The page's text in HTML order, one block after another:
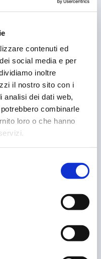
contenuti ed
social media e per
inoltre
il nostro sito con i
analisi dei dati web,
combinarle
loro o che hanno
PROSSIMO
‘GRATTINO’ NESSUNA